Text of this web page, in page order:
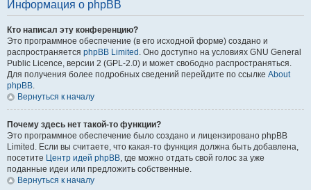
Информация о phpBB
Кто написал эту конференцию?
Это программное обеспечение (в его исходной форме) создано и
распространяется phpBB Limited . Оно доступно на условиях GNU General
Public Licence, версии 2 (GPL-2.0) и может свободно распространяться.
Для получения более подробных сведений перейдите по ссылке About
phpBB.
Вернуться к началу
Почему здесь нет такой-то функции?
Это программное обеспечение было создано и лицензировано phpBB
Limited. Если вы считаете, что какая-то функция должна быть добавлена,
посетите Центр идей phpBB, где можно отдать свой голос за уже
поданные идеи или предложить собственные.
Вернуться к началу